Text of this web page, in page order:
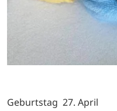
Geburtstag 27. April